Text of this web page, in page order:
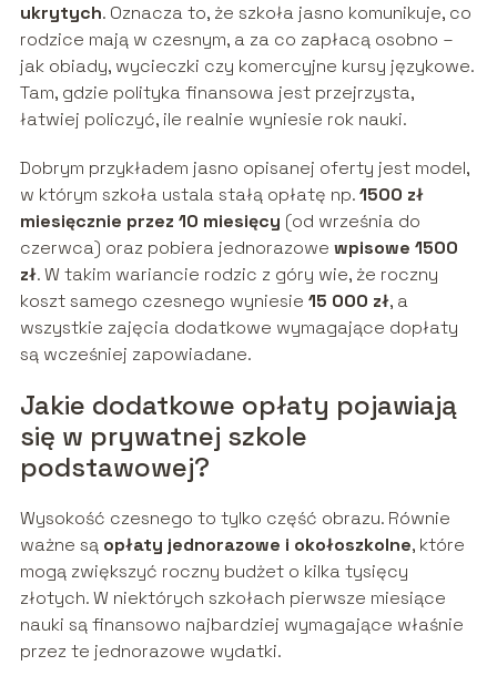
ukrytych. Oznacza to, że szkoła jasno komunikuje, co
rodzice mają w czesnym, a za co zapłacą osobno –
jak obiady, wycieczki czy komercyjne kursy językowe.
Tam, gdzie polityka finansowa jest przejrzysta,
łatwiej policzyć, ile realnie wyniesie rok nauki.
Dobrym przykładem jasno opisanej oferty jest model,
w którym szkoła ustala stałą opłatę np.1500 zł
miesięcznie przez 10 miesięcy (od września do
czerwca) oraz pobiera jednorazowe wpisowe 1500
zł. W takim wariancie rodzic z góry wie, że roczny
koszt samego czesnego wyniesie 15 000 zł, a
wszystkie zajęcia dodatkowe wymagające dopłaty
są wcześniej zapowiadane.
Jakie dodatkowe opłaty pojawiają
się w prywatnej szkole
podstawowej?
Wysokość czesnego to tylko część obrazu. Równie
ważne są opłaty jednorazowe i okołoszkolne, które
mogą zwiększyć roczny budżet o kilka tysięcy
złotych. W niektórych szkołach pierwsze miesiące
nauki są finansowo najbardziej wymagające właśnie
przez te jednorazowe wydatki.